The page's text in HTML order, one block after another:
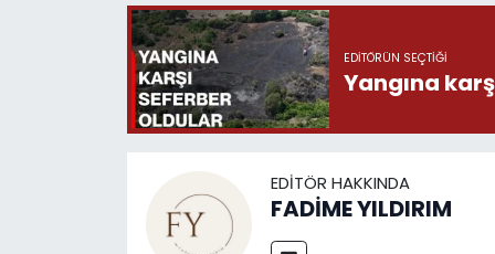
EDITÖRÜN SEÇTIĞI
Yangına
EDITÖR HAKKINDA
FADİME YILDIRIM